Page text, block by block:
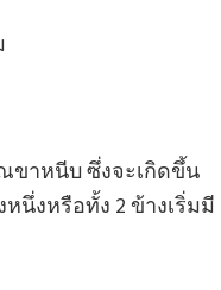
ขาหนีบ ซึ่งจะเกิดขึ้น
นึ่งหรือทั้ง 2 ข้างเริ่มมี